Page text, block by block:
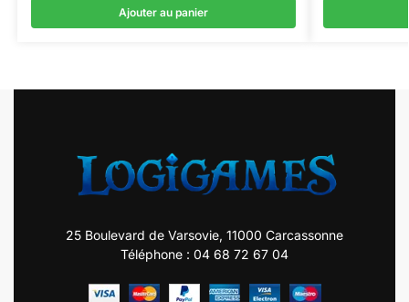
Ajouter au panier
25 Boulevard de Varsovie, 11000 Carcassonne
Téléphone : 04 68 72 67 04